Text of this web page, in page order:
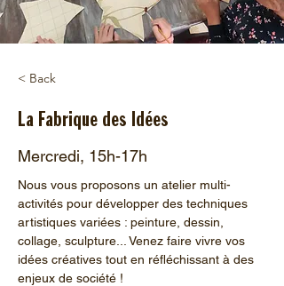
< Back
La Fabrique des Idées
Mercredi, 15h-17h
Nous vous proposons un atelier multi-
activités pour développer des techniques
artistiques variées : peinture, dessin,
collage, sculpture... Venez faire vivre vos
idées créatives tout en réfléchissant à des
enjeux de société !